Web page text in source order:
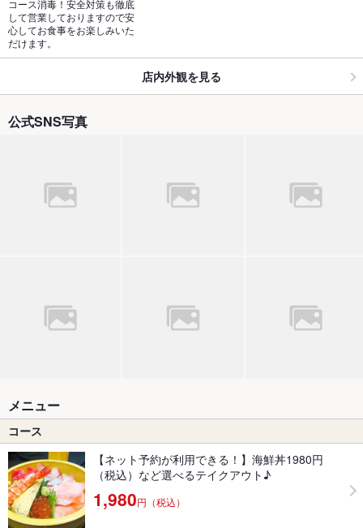
コース消毒！安全対策も徹底
して営業しておりますので安
心してお食事をお楽しみいた
だけます。
店内外観を見る
公式SNS写真
メニュー
コース
【ネット予約が利用できる！】海鮮丼1980円
（税込）など選べるテイクアウト♪
1,980円（税込）